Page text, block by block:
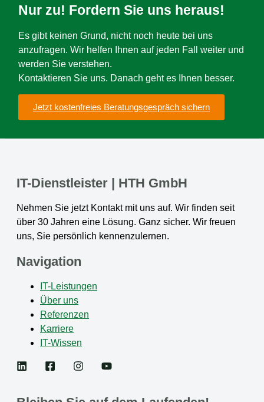
Nur zu! Fordern Sie uns heraus!
Es gibt keinen Grund, nicht noch heute bei uns
anzufragen. Wir helfen Ihnen auf jeden Fall weiter und
werden Sie verstehen.
Kontaktieren Sie uns. Danach geht es Ihnen besser.
Jetzt kostenfreies Beratungsgespräch sichern
IT-Dienstleister | HTH GmbH
Nehmen Sie jetzt Kontakt mit uns auf. Wir finden seit
über 30 Jahren eine Lösung. Ganz sicher. Wir freuen
uns, Sie persönlich kennenzulernen.
Navigation
IT-Leistungen
Über uns
Referenzen
Karriere
IT-Wissen